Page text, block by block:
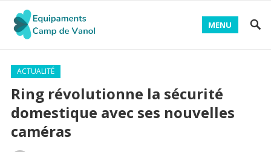
MENU
ACTUALITÉ
Ring révolutionne la sécurité
domestique avec ses nouvelles
caméras